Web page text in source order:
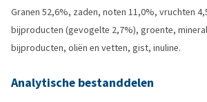
Granen 52,6%, zaden, noten 11,0%, vruchten
bijproducten (gevogelte 2,7%), groente,
bijproducten, oliën en vetten, gist, inuline.
Analytische bestanddelen